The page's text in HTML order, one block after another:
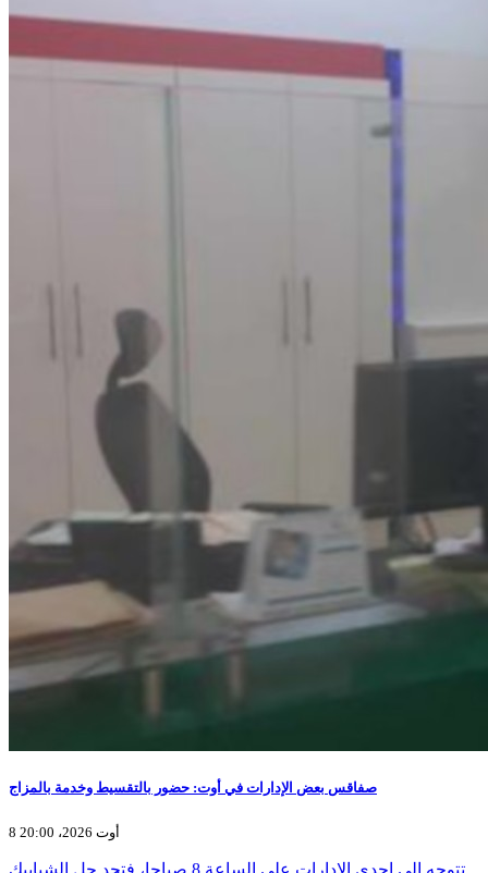
صفاقس بعض الإدارات في أوت: حضور بالتقسيط وخدمة بالمزاج
8 أوت 2026، 20:00
تتوجه إلى إحدى الإدارات على الساعة 8 صباحا، فتجد جل الشبابيك